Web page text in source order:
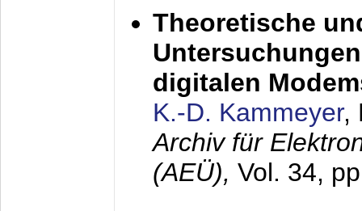
Theoretische
digitalen
K.-D. Kammeyer,
Archiv für
(AEÜ), Vol. 34,